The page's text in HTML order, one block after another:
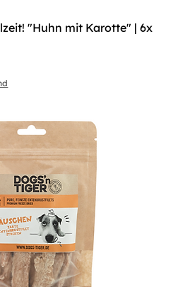
"Huhn mit Karotte" | 6x